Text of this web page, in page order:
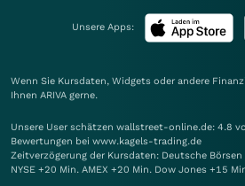
Unsere Apps:
Wenn Sie Kursdaten, Widgets oder andere
Ihnen ARIVA gerne.
Unsere User schätzen wallstreet-online.de: 4.8
Bewertungen bei www.kagels-trading.de
Zeitverzögerung der Kursdaten: Deutsche Börsen
NYSE +20 Min. AMEX +20 Min. Dow Jones +15